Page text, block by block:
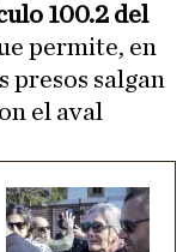
100.2 del
permite, en
presos salgan
el aval